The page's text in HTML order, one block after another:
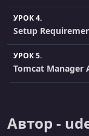
УРОК 4.
Setup
УРОК 5.
Tomcat Manager
УРОК 7.
Автор -